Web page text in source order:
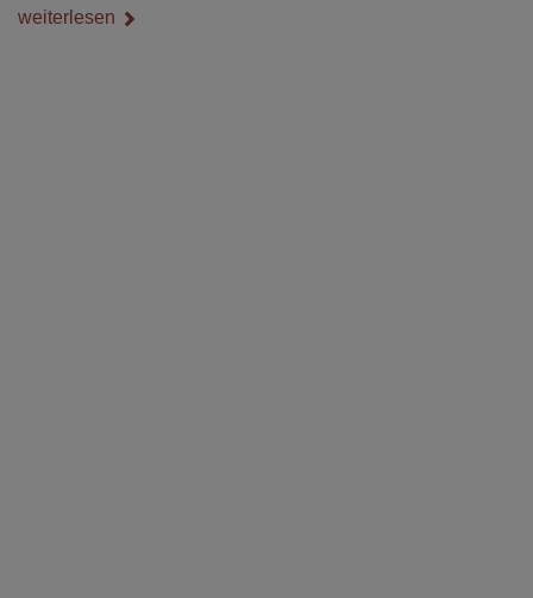
zusammenpassen, damit der Tag gut organisiert ist und trotzdem
weiterlesen